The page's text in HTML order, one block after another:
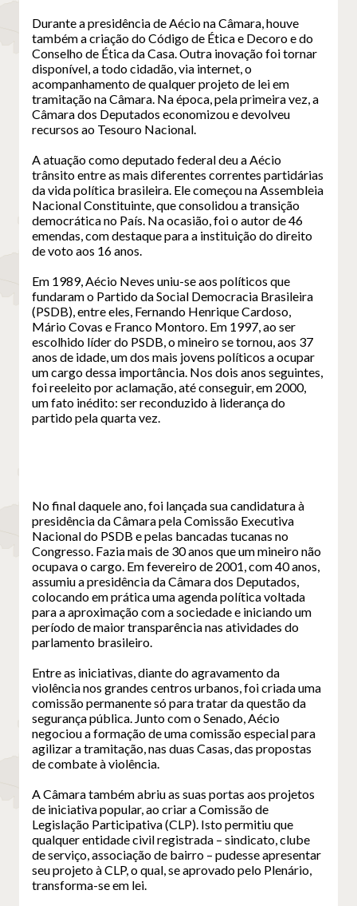
Durante a presidência de Aécio na Câmara, houve
também a criação do Código de Ética e Decoro e do
Conselho de Ética da Casa. Outra inovação foi tornar
disponível, a todo cidadão, via internet, o
acompanhamento de qualquer projeto de lei em
tramitação na Câmara. Na época, pela primeira vez, a
Câmara dos Deputados economizou e devolveu
recursos ao Tesouro Nacional.
A atuação como deputado federal deu a Aécio
trânsito entre as mais diferentes correntes partidárias
da vida política brasileira. Ele começou na Assembleia
Nacional Constituinte, que consolidou a transição
democrática no País. Na ocasião, foi o autor de 46
emendas, com destaque para a instituição do direito
de voto aos 16 anos.
Em 1989, Aécio Neves uniu-se aos políticos que
fundaram o Partido da Social Democracia Brasileira
(PSDB), entre eles, Fernando Henrique Cardoso,
Mário Covas e Franco Montoro. Em 1997, ao ser
escolhido líder do PSDB, o mineiro se tornou, aos 37
anos de idade, um dos mais jovens políticos a ocupar
um cargo dessa importância. Nos dois anos seguintes,
foi reeleito por aclamação, até conseguir, em 2000,
um fato inédito: ser reconduzido à liderança do
partido pela quarta vez.
No final daquele ano, foi lançada sua candidatura à
presidência da Câmara pela Comissão Executiva
Nacional do PSDB e pelas bancadas tucanas no
Congresso. Fazia mais de 30 anos que um mineiro não
ocupava o cargo. Em fevereiro de 2001, com 40 anos,
assumiu a presidência da Câmara dos Deputados,
colocando em prática uma agenda política voltada
para a aproximação com a sociedade e iniciando um
período de maior transparência nas atividades do
parlamento brasileiro.
Entre as iniciativas, diante do agravamento da
violência nos grandes centros urbanos, foi criada uma
comissão permanente só para tratar da questão da
segurança pública. Junto com o Senado, Aécio
negociou a formação de uma comissão especial para
agilizar a tramitação, nas duas Casas, das propostas
de combate à violência.
A Câmara também abriu as suas portas aos projetos
de iniciativa popular, ao criar a Comissão de
Legislação Participativa (CLP). Isto permitiu que
qualquer entidade civil registrada – sindicato, clube
de serviço, associação de bairro – pudesse apresentar
seu projeto à CLP, o qual, se aprovado pelo Plenário,
transforma-se em lei.